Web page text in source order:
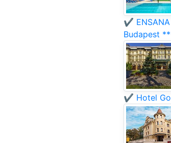
✔️
Budapest
✔️ Hotel